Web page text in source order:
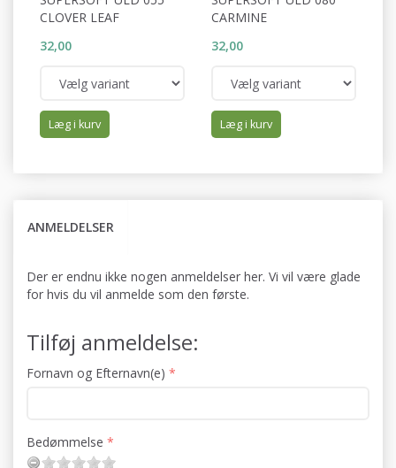
CLOVER LEAF
32,00
Læg i kurv
CARMINE
32,00
Læg i kurv
ANMELDELSER
Der er endnu ikke nogen anmeldelser her. Vi vil være glade
for hvis du vil anmelde som den første.
Tilføj anmeldelse:
Fornavn og Efternavn(e)
Bedømmelse